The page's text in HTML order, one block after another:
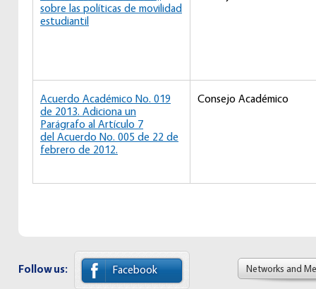
sobre las políticas de movilidad
estudiantil
Acuerdo Académico No. 019
de 2013. Adiciona un
Parágrafo al Artículo 7
del Acuerdo No. 005 de 22 de
febrero de 2012.
Consejo Académico
Follow us: Facebook Networks and